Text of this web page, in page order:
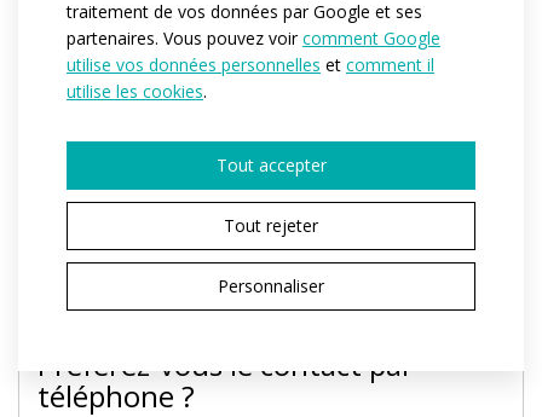
traitement de vos données par Google et ses
partenaires. Vous pouvez voircomment Google
utilise vos données personnelles et comment il
utilise les cookies.
Tout accepter
Tout rejeter
Personnaliser
Le champ marqué d'un * est obligatoire.
En envoyant, j'accepte le traitement desdonnées
ENVOYER LA DEMANDE
Préférez-vous le contact par
téléphone ?